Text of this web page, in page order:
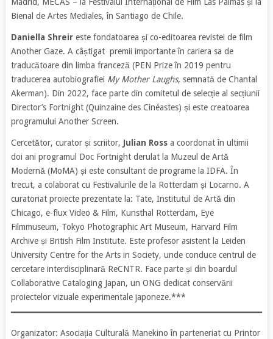
Madrid, MECAS – la Festivalul Internațional de Film Las Palmas și la
Bienal de Artes Mediales, în Santiago de Chile.
Daniella Shreireste fondatoarea și co-editoarea revistei de film
Another Gaze. A câștigat premii importante în cariera sa de
traducătoare din limba franceză (PEN Prize în 2019 pentru
traducerea autobiografiei My Mother Laughs, semnată de Chantal
Akerman). Din 2022, face parte din comitetul de selecție al secțiunii
Director’s Fortnight (Quinzaine des Cinéastes) și este creatoarea
programului Another Screen.
Cercetător, curator și scriitor, Julian Rossa coordonat în ultimii
doi ani programul Doc Fortnight derulat la Muzeul de Artă
Modernă (MoMA) și este consultant de programe la IDFA. În
trecut, a colaborat cu Festivalurile de la Rotterdam și Locarno. A
curatoriat proiecte prezentate la: Tate, Institutul de Artă din
Chicago, e-flux Video & Film, Kunsthal Rotterdam, Eye
Filmmuseum, Tokyo Photographic Art Museum, Harvard Film
Archive și British Film Institute. Este profesor asistent la Leiden
University Centre for the Arts in Society, unde conduce centrul de
cercetare interdisciplinară ReCNTR. Face parte și din boardul
Collaborative Cataloging Japan, un ONG dedicat conservării
proiectelor vizuale experimentale japoneze.***
Organizator: Asociația Culturală Manekino în parteneriat cu Printor